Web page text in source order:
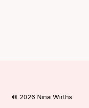
© 2026 Nina Wirths